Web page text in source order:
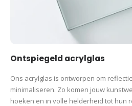
Ontspiegeld acrylglas
Ons acrylglas is ontworpen om
minimaliseren. Zo komen jouw
hoeken en in volle helderheid tot hun